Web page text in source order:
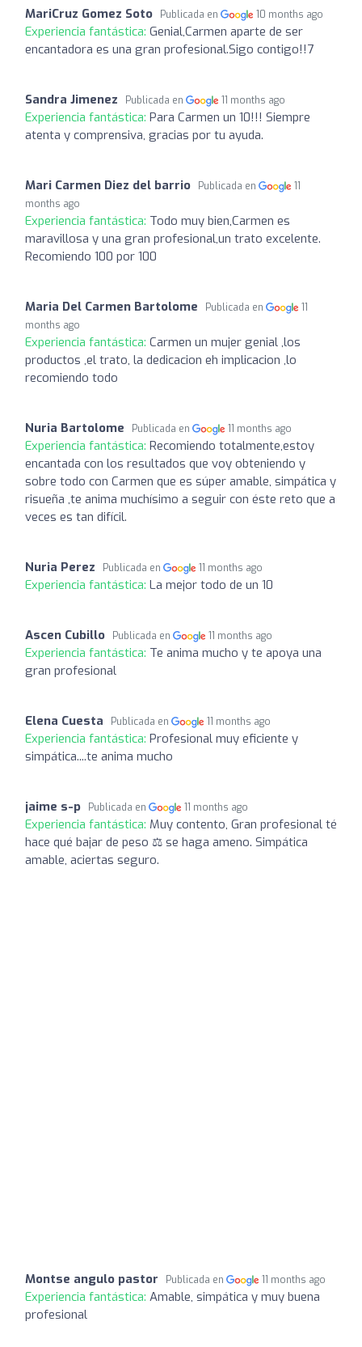
MariCruz Gomez Soto Publicada en 10 months ago
Experiencia fantástica: Genial,Carmen aparte de ser
encantadora es una gran profesional.Sigo contigo!!7
Sandra Jimenez Publicada en 11 months ago
Experiencia fantástica: Para Carmen un 10!!! Siempre
atenta y comprensiva, gracias por tu ayuda.
Mari Carmen Diez del barrio Publicada en
11
months ago
Experiencia fantástica: Todo muy bien,Carmen es
maravillosa y una gran profesional,un trato excelente.
Recomiendo 100 por 100
Maria Del Carmen Bartolome Publicada en
11
months ago
Experiencia fantástica: Carmen un mujer genial ,los
productos ,el trato, la dedicacion eh implicacion ,lo
recomiendo todo
Nuria Bartolome Publicada en 11 months ago
Experiencia fantástica: Recomiendo totalmente,estoy
encantada con los resultados que voy obteniendo y
sobre todo con Carmen que es súper amable, simpática y
risueña ,te anima muchísimo a seguir con éste reto que a
veces es tan difícil.
Nuria Perez Publicada en 11 months ago
Experiencia fantástica: La mejor todo de un 10
Ascen Cubillo Publicada en 11 months ago
Experiencia fantástica: Te anima mucho y te apoya una
gran profesional
Elena Cuesta Publicada en 11 months ago
Experiencia fantástica: Profesional muy eficiente y
simpática....te anima mucho
jaime s-p Publicada en 11 months ago
Experiencia fantástica: Muy contento, Gran profesional té
hace qué bajar de peso ⚖️ se haga ameno. Simpática
amable, aciertas seguro.
Montse angulo pastor Publicada en 11 months ago
Experiencia fantástica: Amable, simpática y muy buena
profesional